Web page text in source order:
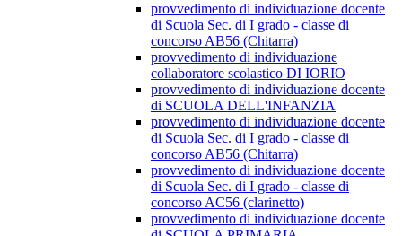
provvedimento di individuazione docente
di Scuola Sec. di I grado - classe di
concorso AB56 (Chitarra)
provvedimento di individuazione
collaboratore scolastico DI IORIO
provvedimento di individuazione docente
di SCUOLA DELL'INFANZIA
provvedimento di individuazione docente
di Scuola Sec. di I grado - classe di
concorso AB56 (Chitarra)
provvedimento di individuazione docente
di Scuola Sec. di I grado - classe di
concorso AC56 (clarinetto)
provvedimento di individuazione docente